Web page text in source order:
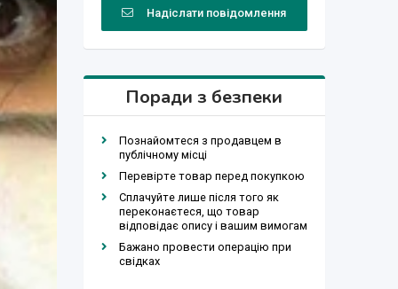
Надіслати повідомлення
Поради з безпеки
Познайомтеся з продавцем в
публічному місці
Перевірте товар перед покупкою
Сплачуйте лише після того як
переконаєтеся, що товар
відповідає опису і вашим вимогам
Бажано провести операцію при
свідках